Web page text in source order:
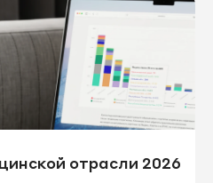
отрасли 2026